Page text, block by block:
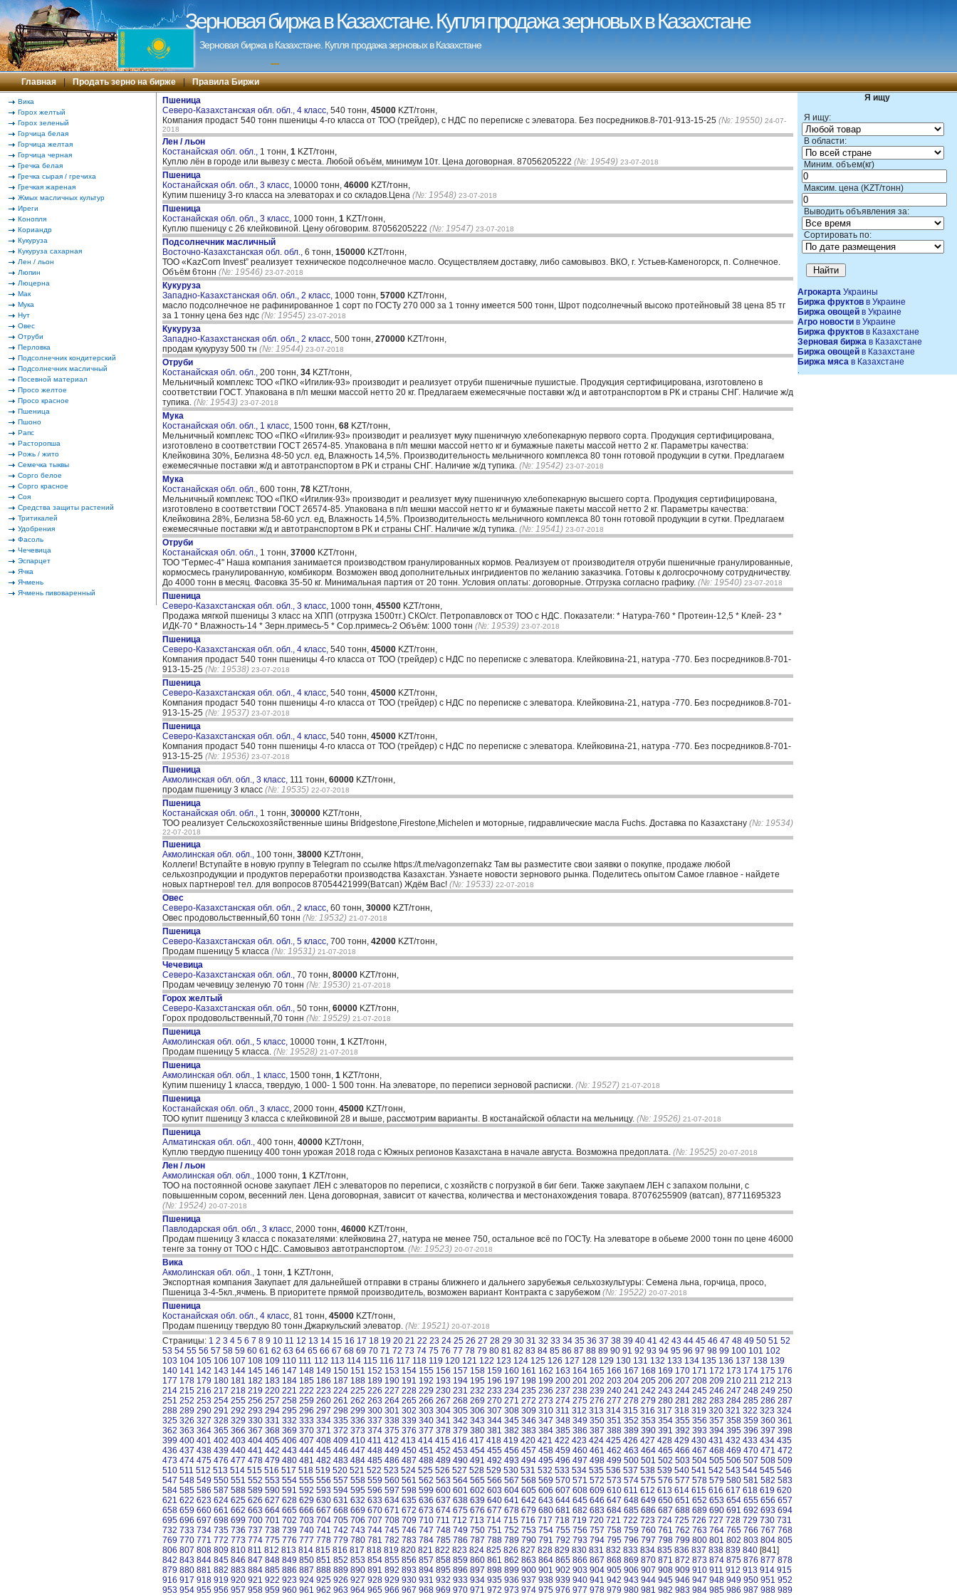
Зерновая биржа в Казахстане. Купля продажа зерновых в Казахстане
Зерновая биржа в Казахстане. Купля продажа зерновых в Казахстане
---
Главная | Продать зерно на бирже | Правила Биржи
Вика
Горох желтый
Горох зеленый
Горчица белая
Горчица желтая
Горчица черная
Гречка белая
Гречка сырая / гречиха
Гречкая жареная
Жмых масличных культур
Иреги
Конопля
Кориандр
Кукуруза
Кукуруза сахарная
Лен / льон
Люпин
Люцерна
Мак
Мука
Нут
Овес
Отруби
Перловка
Подсолнечник кондитерский
Подсолнечник масличный
Посевной материал
Просо желтое
Просо красное
Пшеница
Пшоно
Рапс
Расторопша
Рожь / жито
Семечка тыквы
Сорго белое
Сорго красное
Соя
Средства защиты растений
Тритикалей
Удобрения
Фасоль
Чечевица
Эспарцет
Ячка
Ячмень
Ячмень пивоваренный
Я ищу
Я ищу:
В области:
Миним. объем(кг)
Максим. цена (KZT/тонн)
Выводить объявления за:
Сортировать по:
Агрокарта Украины
Биржа фруктов в Украине
Биржа овощей в Украине
Агро новости в Украине
Биржа фруктов в Казахстане
Зерновая биржа в Казахстане
Биржа овощей в Казахстане
Биржа мяса в Казахстане
Пшеница
Северо-Казахстанская обл. обл., 4 класс, 540 тонн, 45000 KZT/тонн,
Компания продаст 540 тонн пшеницы 4-го класса от ТОО (трейдер), с НДС по переписке с элеватора. Без посредников.8-701-913-15-25 (№: 19550) 24-07-
2018
Лен / льон
Костанайская обл. обл., 1 тонн, 1 KZT/тонн,
Куплю лён в городе или вывезу с места. Любой объём, минимум 10т. Цена договорная. 87056205222 (№: 19549) 23-07-2018
Пшеница
Костанайская обл. обл., 3 класс, 10000 тонн, 46000 KZT/тонн,
Купим пшеницу 3-го класса на элеваторах и со складов.Цена (№: 19548) 23-07-2018
Пшеница
Костанайская обл. обл., 3 класс, 1000 тонн, 1 KZT/тонн,
Куплю пшеницу с 26 клейковиной. Цену обговорим. 87056205222 (№: 19547) 23-07-2018
Подсолнечник масличный
Восточно-Казахстанская обл. обл., 6 тонн, 150000 KZT/тонн,
ТОО «KazCorn Invest” реализует техническое подсолнечное масло. Осуществляем доставку, либо самовывоз. ВКО, г. Устьев-Каменогорск, п. Солнечное.
Объём 6тонн (№: 19546) 23-07-2018
Кукуруза
Западно-Казахстанская обл. обл., 2 класс, 1000 тонн, 57000 KZT/тонн,
масло подсолнечное не рафинированное 1 сорт по ГОСТу 270 000 за 1 тонну имеется 500 тонн, Шрот подсолнечный высоко протейновый 38 цена 85 тг
за 1 тонну цена без ндс (№: 19545) 23-07-2018
Кукуруза
Западно-Казахстанская обл. обл., 2 класс, 500 тонн, 270000 KZT/тонн,
продам кукурузу 500 тн (№: 19544) 23-07-2018
Отруби
Костанайская обл. обл., 200 тонн, 34 KZT/тонн,
Мельничный комплекс ТОО «ПКО «Игилик-93» производит и реализует отруби пшеничные пушистые. Продукция сертифицирована, изготовлено в
соответствии ГОСТ. Упакована в п/п мешки массой нетто 20 кг. Предлагаем ежемесячные поставки ж/д и автотранспортом в РК и страны СНГ. Наличие ж/д
тупика. (№: 19543) 23-07-2018
Мука
Костанайская обл. обл., 1 класс, 1500 тонн, 68 KZT/тонн,
Мельничный комплекс ТОО «ПКО «Игилик-93» производит и реализует муку пшеничную хлебопекарную первого сорта. Продукция сертифицирована,
изготовлено в соответствии ГОСТ 26574-85. Упакована в п/п мешки массой нетто кг и бумажные пакеты массой нетто 2 кг. Параметры качества:
Клейковина 30%, Белизна 48-50 усл. ед, Влажность 14,5%. Производительность мельничного комплекса 80 тонн готовой продукции в сутки. Предлагаем
ежемесячные поставки ж/д и автотранспортом в РК и страны СНГ. Наличие ж/д тупика. (№: 19542) 23-07-2018
Мука
Костанайская обл. обл., 600 тонн, 78 KZT/тонн,
Мельничный комплекс ТОО «ПКО «Игилик-93» производит и реализует муку пшеничную хлебопекарную высшего сорта. Продукция сертифицирована,
изготовлено в соответствии ГОСТ 26574-85. Упакована в п/п мешки массой нетто кг и бумажные пакеты массой нетто 2 кг. Параметры качества:
Клейковина 28%, Белизна 58-60 усл. ед, Влажность 14,5%. Производительность мельничного комплекса 80 тонн готовой продукции в сутки. Предлагаем
ежемесячные поставки ж/д и автотранспортом в РК и страны СНГ. Наличие ж/д тупика. (№: 19541) 23-07-2018
Отруби
Костанайская обл. обл., 1 тонн, 37000 KZT/тонн,
ТОО "Гермес-4" Наша компания занимается производством гранулированных кормов. Реализуем от производителя отруби пшеничные гранулированные,
кормосмесь гранулированную, комбикорм. Возможен ввод дополнительных ингридиентов по желанию заказчика. Готовы к долгосрочному сотрудничеству.
До 4000 тонн в месяц. Фасовка 35-50 кг. Минимальная партия от 20 тонн. Условия оплаты: договорные. Отгрузка согласно графику. (№: 19540) 23-07-2018
Пшеница
Северо-Казахстанская обл. обл., 3 класс, 1000 тонн, 45500 KZT/тонн,
Продажа мягкой пшеницы 3 класс на ХПП (отгрузка 1500тг.) СКО/ст. Петропавловск от ТОО с НДС. Показатели: * Натура-760 * Протеин-12,5 * Клей- 23 *
ИДК-70 * Влажность-14 * Зерн.примесь-5 * Сор.примесь-2 Объём: 1000 тонн (№: 19539) 23-07-2018
Пшеница
Северо-Казахстанская обл. обл., 4 класс, 540 тонн, 45000 KZT/тонн,
Компания продаст 540 тонн пшеницы 4-го класса от ТОО (трейдер) с НДС по переписке с элеватора. Клейковина-21, натура -770. Без посредников.8-701-
913-15-25 (№: 19538) 23-07-2018
Пшеница
Северо-Казахстанская обл. обл., 4 класс, 540 тонн, 45000 KZT/тонн,
Компания продаст 540 тонн пшеницы 4-го класса от ТОО (трейдер) с НДС по переписке с элеватора. Клейковина-21, натура -770. Без посредников.8-701-
913-15-25 (№: 19537) 23-07-2018
Пшеница
Северо-Казахстанская обл. обл., 4 класс, 540 тонн, 45000 KZT/тонн,
Компания продаст 540 тонн пшеницы 4-го класса от ТОО (трейдер) с НДС по переписке с элеватора. Клейковина-21, натура -770. Без посредников.8-701-
913-15-25 (№: 19536) 23-07-2018
Пшеница
Акмолинская обл. обл., 3 класс, 111 тонн, 60000 KZT/тонн,
продам пшеницу 3 класс (№: 19535) 22-07-2018
Пшеница
Костанайская обл. обл., 1 тонн, 300000 KZT/тонн,
ТОО реализует Сельскохозяйственные шины Bridgestone,Firestone,Michelen и моторные, гидравлические масла Fuchs. Доставка по Казахстану (№: 19534)
22-07-2018
Пшеница
Акмолинская обл. обл., 100 тонн, 38000 KZT/тонн,
Коллеги! Вступайте в новую группу в Telegram по ссылке https://t.me/vagonzernakz Там вы разместите свои заявки о покупке, продаже любой
сельхозпродукции и продуктов переработки производства Казахстан. Узнаете новости зернового рынка. Поделитесь опытом Самое главное - найдете
новых партнеров! тел. для вопросов 87054421999(Ватсап) Ждём Вас! (№: 19533) 22-07-2018
Овес
Северо-Казахстанская обл. обл., 2 класс, 60 тонн, 30000 KZT/тонн,
Овес продовольственный,60 тонн (№: 19532) 21-07-2018
Пшеница
Северо-Казахстанская обл. обл., 5 класс, 700 тонн, 42000 KZT/тонн,
Продам пшеницу 5 класса (№: 19531) 21-07-2018
Чечевица
Северо-Казахстанская обл. обл., 70 тонн, 80000 KZT/тонн,
Продам чечевицу зеленую 70 тонн (№: 19530) 21-07-2018
Горох желтый
Северо-Казахстанская обл. обл., 50 тонн, 60000 KZT/тонн,
Горох продовольственный,70 тонн (№: 19529) 21-07-2018
Пшеница
Акмолинская обл. обл., 5 класс, 10000 тонн, 1 KZT/тонн,
Продам пшеницу 5 класса. (№: 19528) 21-07-2018
Пшеница
Акмолинская обл. обл., 1 класс, 1500 тонн, 1 KZT/тонн,
Купим пшеницу 1 класса, твердую, 1 000- 1 500 тонн. На элеваторе, по переписи зерновой расписки. (№: 19527) 21-07-2018
Пшеница
Костанайская обл. обл., 3 класс, 2000 тонн, 45000 KZT/тонн,
ТОО купит пшеницу 3 класса с клейковиной 28 и выше, рассмотрим варианты. В костанайской области на мельницу. (№: 19526) 21-07-2018
Пшеница
Алматинская обл. обл., 400 тонн, 40000 KZT/тонн,
Куплю твердую пшеницу 400 тонн урожая 2018 года с Южных регионов Казахстана в начале августа. Возможна предоплата. (№: 19525) 20-07-2018
Лен / льон
Акмолинская обл. обл., 1000 тонн, 1 KZT/тонн,
ТОО на постоянной основе закупает ЛЕН с элеваторов по переписи, с хозяйств с погрузкой в биг беги. Также закупаем ЛЕН с запахом полыни, с
повышенным сором, весенний лен. Цена договорная, зависит от качества, количества и местонахождения товара. 87076255909 (ватсап), 87711695323
(№: 19524) 20-07-2018
Пшеница
Павлодарская обл. обл., 3 класс, 2000 тонн, 46000 KZT/тонн,
Продам пшеницу 3 класса с показателями: клейковина 27, натура не менее 750, остальное всё по ГОСТу. На элеваторе в обьеме 2000 тонн по цене 46000
тенге за тонну от ТОО с НДС. Самовывоз автотранспортом. (№: 19523) 20-07-2018
Вика
Акмолинская обл. обл., 1 тонн, 1 KZT/тонн,
Экспортная компания Закупает для дальнейшей отправки в страны ближнего и дальнего зарубежья сельхозкультуры: Семена льна, горчица, просо,
Пшеница 3-4-5кл.,ячмень. В приоритете прямой производитель, возможен вариант Контракта с зарубежом (№: 19522) 20-07-2018
Пшеница
Костанайская обл. обл., 4 класс, 81 тонн, 45000 KZT/тонн,
Продам пшеницу твердую 80 тонн.Джаркульский элеватор. (№: 19521) 20-07-2018
Страницы: 1 2 3 4 5 6 7 8 9 10 11 12 13 14 15 16 17 18 19 20 21 22 23 24 25 26 27 28 29 30 31 32 33 34 35 36 37 38 39 40 41 42 43 44 45 46 47 48 49 50 51 52
53 54 55 56 57 58 59 60 61 62 63 64 65 66 67 68 69 70 71 72 73 74 75 76 77 78 79 80 81 82 83 84 85 86 87 88 89 90 91 92 93 94 95 96 97 98 99 100 101 102
103 104 105 106 107 108 109 110 111 112 113 114 115 116 117 118 119 120 121 122 123 124 125 126 127 128 129 130 131 132 133 134 135 136 137 138 139
140 141 142 143 144 145 146 147 148 149 150 151 152 153 154 155 156 157 158 159 160 161 162 163 164 165 166 167 168 169 170 171 172 173 174 175 176
177 178 179 180 181 182 183 184 185 186 187 188 189 190 191 192 193 194 195 196 197 198 199 200 201 202 203 204 205 206 207 208 209 210 211 212 213
214 215 216 217 218 219 220 221 222 223 224 225 226 227 228 229 230 231 232 233 234 235 236 237 238 239 240 241 242 243 244 245 246 247 248 249 250
251 252 253 254 255 256 257 258 259 260 261 262 263 264 265 266 267 268 269 270 271 272 273 274 275 276 277 278 279 280 281 282 283 284 285 286 287
288 289 290 291 292 293 294 295 296 297 298 299 300 301 302 303 304 305 306 307 308 309 310 311 312 313 314 315 316 317 318 319 320 321 322 323 324
325 326 327 328 329 330 331 332 333 334 335 336 337 338 339 340 341 342 343 344 345 346 347 348 349 350 351 352 353 354 355 356 357 358 359 360 361
362 363 364 365 366 367 368 369 370 371 372 373 374 375 376 377 378 379 380 381 382 383 384 385 386 387 388 389 390 391 392 393 394 395 396 397 398
399 400 401 402 403 404 405 406 407 408 409 410 411 412 413 414 415 416 417 418 419 420 421 422 423 424 425 426 427 428 429 430 431 432 433 434 435
436 437 438 439 440 441 442 443 444 445 446 447 448 449 450 451 452 453 454 455 456 457 458 459 460 461 462 463 464 465 466 467 468 469 470 471 472
473 474 475 476 477 478 479 480 481 482 483 484 485 486 487 488 489 490 491 492 493 494 495 496 497 498 499 500 501 502 503 504 505 506 507 508 509
510 511 512 513 514 515 516 517 518 519 520 521 522 523 524 525 526 527 528 529 530 531 532 533 534 535 536 537 538 539 540 541 542 543 544 545 546
547 548 549 550 551 552 553 554 555 556 557 558 559 560 561 562 563 564 565 566 567 568 569 570 571 572 573 574 575 576 577 578 579 580 581 582 583
584 585 586 587 588 589 590 591 592 593 594 595 596 597 598 599 600 601 602 603 604 605 606 607 608 609 610 611 612 613 614 615 616 617 618 619 620
621 622 623 624 625 626 627 628 629 630 631 632 633 634 635 636 637 638 639 640 641 642 643 644 645 646 647 648 649 650 651 652 653 654 655 656 657
658 659 660 661 662 663 664 665 666 667 668 669 670 671 672 673 674 675 676 677 678 679 680 681 682 683 684 685 686 687 688 689 690 691 692 693 694
695 696 697 698 699 700 701 702 703 704 705 706 707 708 709 710 711 712 713 714 715 716 717 718 719 720 721 722 723 724 725 726 727 728 729 730 731
732 733 734 735 736 737 738 739 740 741 742 743 744 745 746 747 748 749 750 751 752 753 754 755 756 757 758 759 760 761 762 763 764 765 766 767 768
769 770 771 772 773 774 775 776 777 778 779 780 781 782 783 784 785 786 787 788 789 790 791 792 793 794 795 796 797 798 799 800 801 802 803 804 805
806 807 808 809 810 811 812 813 814 815 816 817 818 819 820 821 822 823 824 825 826 827 828 829 830 831 832 833 834 835 836 837 838 839 840 [841]
842 843 844 845 846 847 848 849 850 851 852 853 854 855 856 857 858 859 860 861 862 863 864 865 866 867 868 869 870 871 872 873 874 875 876 877 878
879 880 881 882 883 884 885 886 887 888 889 890 891 892 893 894 895 896 897 898 899 900 901 902 903 904 905 906 907 908 909 910 911 912 913 914 915
916 917 918 919 920 921 922 923 924 925 926 927 928 929 930 931 932 933 934 935 936 937 938 939 940 941 942 943 944 945 946 947 948 949 950 951 952
953 954 955 956 957 958 959 960 961 962 963 964 965 966 967 968 969 970 971 972 973 974 975 976 977 978 979 980 981 982 983 984 985 986 987 988 989